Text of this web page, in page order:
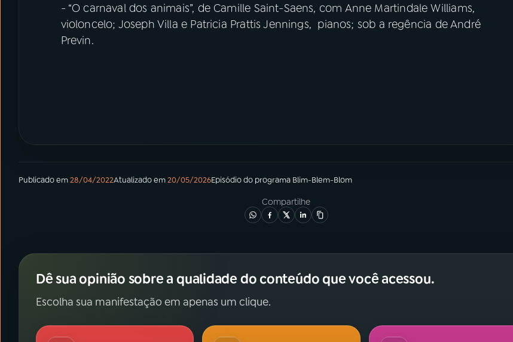
- “O carnaval dos animais”, de Camille Saint-Saens, com Anne Martindale Williams,
violoncelo; Joseph Villa e Patricia Prattis Jennings, pianos; sob a regência de André
Previn.
Publicado em28/04/2022Atualizado em20/05/2026Episódiodo programa Blim-Blem-Blom
Compartilhe
Dê sua opinião sobre a qualidade do conteúdo que você acessou.
Escolha sua manifestação em apenas um clique.